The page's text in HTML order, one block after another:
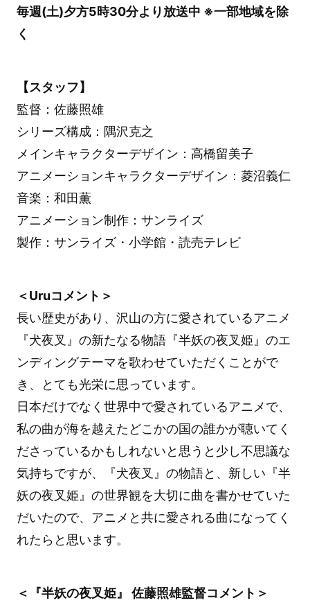
毎週(土)夕方5時30分より放送中 ※一部地域を除
く
【スタッフ】
監督：佐藤照雄
シリーズ構成：隅沢克之
メインキャラクターデザイン：高橋留美子
アニメーションキャラクターデザイン：菱沼義仁
音楽：和田薫
アニメーション制作：サンライズ
製作：サンライズ・小学館・読売テレビ
＜Uruコメント＞
長い歴史があり、沢山の方に愛されているアニメ
『犬夜叉』の新たなる物語『半妖の夜叉姫』のエ
ンディングテーマを歌わせていただくことがで
き、とても光栄に思っています。
日本だけでなく世界中で愛されているアニメで、
私の曲が海を越えたどこかの国の誰かが聴いてく
ださっているかもしれないと思うと少し不思議な
気持ちですが、『犬夜叉』の物語と、新しい『半
妖の夜叉姫』の世界観を大切に曲を書かせていた
だいたので、アニメと共に愛される曲になってく
れたらと思います。
＜『半妖の夜叉姫』 佐藤照雄監督コメント＞